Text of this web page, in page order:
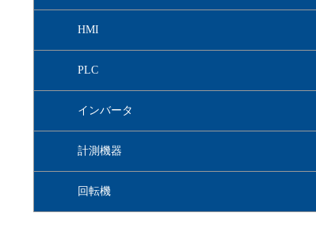
へ
へ
へ
HMI
PLC
インバータ
計測機器
回転機